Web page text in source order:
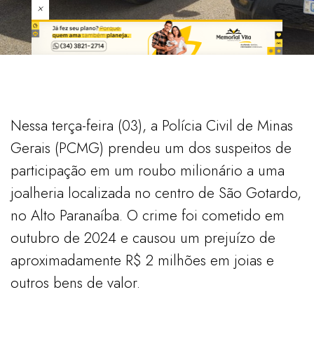
×
Nessa terça-feira (03), a Polícia Civil de Minas
Gerais (PCMG) prendeu um dos suspeitos de
participação em um roubo milionário a uma
joalheria localizada no centro de São Gotardo,
no Alto Paranaíba. O crime foi cometido em
outubro de 2024 e causou um prejuízo de
aproximadamente R$ 2 milhões em joias e
outros bens de valor.